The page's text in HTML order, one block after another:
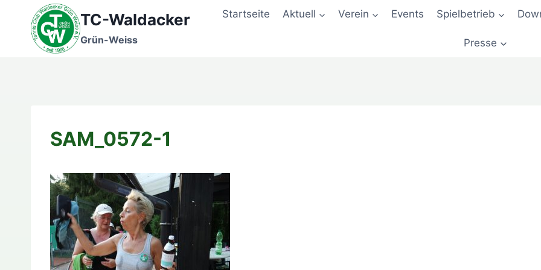
springen
TC-Waldacker
Grün-Weiss
Startseite Aktuell Verein Events Spielbetrieb
Presse
SAM_0572-1